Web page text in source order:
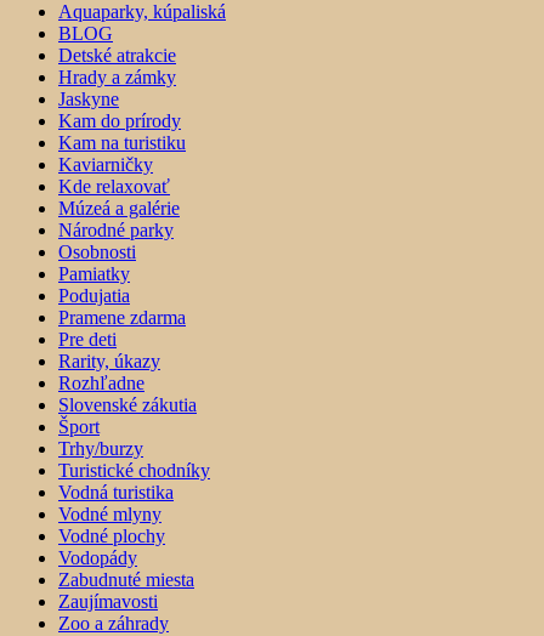
Aquaparky, kúpaliská
BLOG
Detské atrakcie
Hrady a zámky
Jaskyne
Kam do prírody
Kam na turistiku
Kaviarničky
Kde relaxovať
Múzeá a galérie
Národné parky
Osobnosti
Pamiatky
Podujatia
Pramene zdarma
Pre deti
Rarity, úkazy
Rozhľadne
Slovenské zákutia
Šport
Trhy/burzy
Turistické chodníky
Vodná turistika
Vodné mlyny
Vodné plochy
Vodopády
Zabudnuté miesta
Zaujímavosti
Zoo a záhrady